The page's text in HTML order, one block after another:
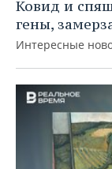
Ковид и
гены,
Интересные